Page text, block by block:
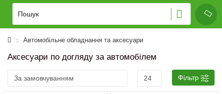
Автомобільне обладнання та аксесуари
Аксесуари по догляду за автомобілем
Фільтр